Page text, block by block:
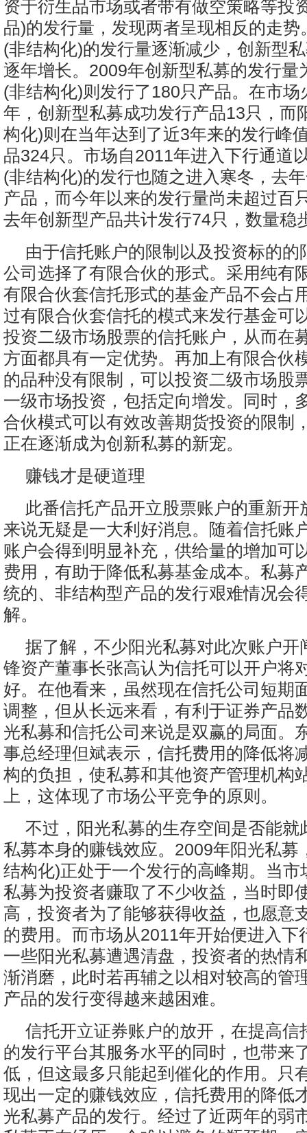
资于衍生品市场或者带有做空策略等投
品)的发行量，发现两者呈现相反的走势
(非结构化)的发行量逐渐减少，创新型
逐年增长。2009年创新型私募的发行量
(非结构化)则发行了180只产品。在市场
年，创新型私募成功发行产品13只，而
构化)则在当年达到了近3年来的发行峰
品324只。市场自2011年进入下行通道
(非结构化)的发行也随之进入寒冬，去
产品，而今年以来的发行量尚未超过百
去年创新型产品共计发行74只，数量稳
由于信托账户的限制以及投资标的的
公司选择了有限合伙的形式。采用纯有
有限合伙套信托形式的基金产品不会占
过有限合伙套信托的模式来发行基金可
投资二级市场股票的信托账户，从而在
方面都具有一定优势。再加上有限合伙
的品种没有限制，可以投资二级市场股
一级市场投资，包括定向增发。同时，
合伙模式可以有效改善期货投资的限制
正在逐渐成为创新私募的新宠。
赚钱才是硬道理
此番信托产品开立股票账户的重新开
来说无疑是一大利好消息。随着信托账
账户会得到明显补充，供给量的增加可
费用，有助于降低私募基金成本。私募
统的、非结构型产品的发行艰难情况会
解。
据了解，不少阳光私募对此次账户开
锋资产董事长张高认为信托可以开户将
好。在他看来，虽然现在信托公司短期
调整，但从长远来看，有利于证券产品
光私募和信托公司来说是双赢的局面。
事总经理但斌表示，信托费用的降低将
构的负担，使私募和其他资产管理机构
上，这体现了市场公平竞争的原则。
不过，阳光私募的生存空间是否能就
私募本身的赚钱效应。2009年阳光私募
结构化)正处于一个发行的高峰期。当市
私募为投资者赚取了不少收益，当时即
高，投资者为了能够获得收益，也愿意
的费用。而市场从2011年开始便进入下
一些阳光私募遭遇清盘，投资者的热情
渐消磨，此时若再辅之以相对较高的管
产品的发行变得越来越困难。
信托开立证券账户的放开，在提高信
的发行平台其服务水平的同时，也带来
低，但这最多只能起到催化的作用。只
现出一定的赚钱效应，信托费用的降低
光私募产品的发行。经过了近两年的弱